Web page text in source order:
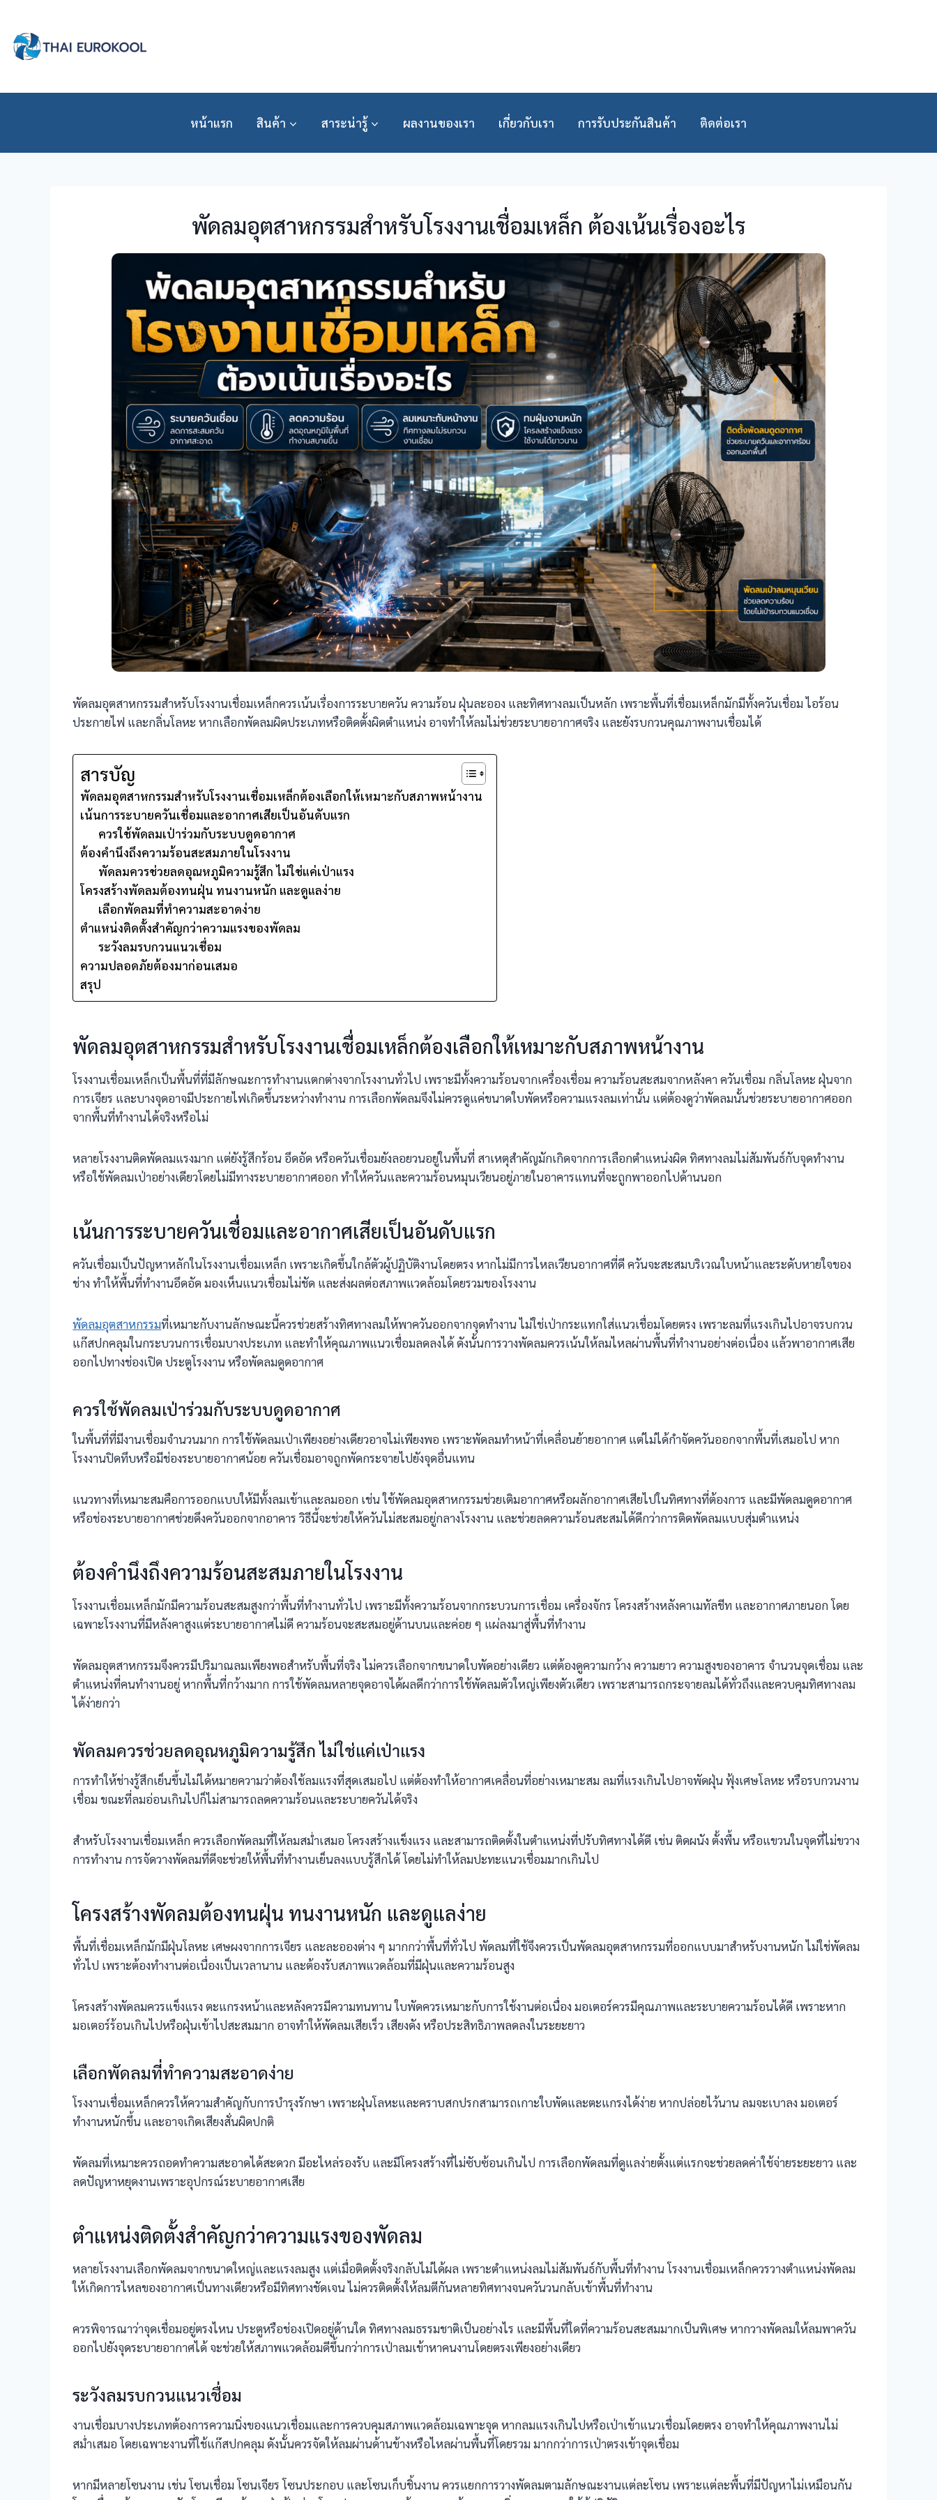
content
หน้าแรก สินค้า สาระน่ารู้ ผลงานของเรา เกี่ยวกับเรา การรับประกันสินค้า ติดต่อเรา
พัดลมอุตสาหกรรมสำหรับโรงงานเชื่อมเหล็ก ต้องเน้นเรื่องอะไร
พัดลมอุตสาหกรรมสำหรับโรงงานเชื่อมเหล็กควรเน้นเรื่องการระบายควัน ความร้อน ฝุ่นละออง และทิศทางลมเป็นหลัก เพราะพื้นที่เชื่อมเหล็กมักมีทั้งควันเชื่อม ไอร้อน
ประกายไฟ และกลิ่นโลหะ หากเลือกพัดลมผิดประเภทหรือติดตั้งผิดตำแหน่ง อาจทำให้ลมไม่ช่วยระบายอากาศจริง และยังรบกวนคุณภาพงานเชื่อมได้
สารบัญ
พัดลมอุตสาหกรรมสำหรับโรงงานเชื่อมเหล็กต้องเลือกให้เหมาะกับสภาพหน้างาน
เน้นการระบายควันเชื่อมและอากาศเสียเป็นอันดับแรก
ควรใช้พัดลมเป่าร่วมกับระบบดูดอากาศ
ต้องคำนึงถึงความร้อนสะสมภายในโรงงาน
พัดลมควรช่วยลดอุณหภูมิความรู้สึก ไม่ใช่แค่เป่าแรง
โครงสร้างพัดลมต้องทนฝุ่น ทนงานหนัก และดูแลง่าย
เลือกพัดลมที่ทำความสะอาดง่าย
ตำแหน่งติดตั้งสำคัญกว่าความแรงของพัดลม
ระวังลมรบกวนแนวเชื่อม
ความปลอดภัยต้องมาก่อนเสมอ
สรุป
พัดลมอุตสาหกรรมสำหรับโรงงานเชื่อมเหล็กต้องเลือกให้เหมาะกับสภาพหน้างาน
โรงงานเชื่อมเหล็กเป็นพื้นที่ที่มีลักษณะการทำงานแตกต่างจากโรงงานทั่วไป เพราะมีทั้งความร้อนจากเครื่องเชื่อม ความร้อนสะสมจากหลังคา ควันเชื่อม กลิ่นโลหะ ฝุ่นจาก
การเจียร และบางจุดอาจมีประกายไฟเกิดขึ้นระหว่างทำงาน การเลือกพัดลมจึงไม่ควรดูแค่ขนาดใบพัดหรือความแรงลมเท่านั้น แต่ต้องดูว่าพัดลมนั้นช่วยระบายอากาศออก
จากพื้นที่ทำงานได้จริงหรือไม่
หลายโรงงานติดพัดลมแรงมาก แต่ยังรู้สึกร้อน อึดอัด หรือควันเชื่อมยังลอยวนอยู่ในพื้นที่ สาเหตุสำคัญมักเกิดจากการเลือกตำแหน่งผิด ทิศทางลมไม่สัมพันธ์กับจุดทำงาน
หรือใช้พัดลมเป่าอย่างเดียวโดยไม่มีทางระบายอากาศออก ทำให้ควันและความร้อนหมุนเวียนอยู่ภายในอาคารแทนที่จะถูกพาออกไปด้านนอก
เน้นการระบายควันเชื่อมและอากาศเสียเป็นอันดับแรก
ควันเชื่อมเป็นปัญหาหลักในโรงงานเชื่อมเหล็ก เพราะเกิดขึ้นใกล้ตัวผู้ปฏิบัติงานโดยตรง หากไม่มีการไหลเวียนอากาศที่ดี ควันจะสะสมบริเวณใบหน้าและระดับหายใจของ
ช่าง ทำให้พื้นที่ทำงานอึดอัด มองเห็นแนวเชื่อมไม่ชัด และส่งผลต่อสภาพแวดล้อมโดยรวมของโรงงาน
พัดลมอุตสาหกรรมที่เหมาะกับงานลักษณะนี้ควรช่วยสร้างทิศทางลมให้พาควันออกจากจุดทำงาน ไม่ใช่เป่ากระแทกใส่แนวเชื่อมโดยตรง เพราะลมที่แรงเกินไปอาจรบกวน
แก๊สปกคลุมในกระบวนการเชื่อมบางประเภท และทำให้คุณภาพแนวเชื่อมลดลงได้ ดังนั้นการวางพัดลมควรเน้นให้ลมไหลผ่านพื้นที่ทำงานอย่างต่อเนื่อง แล้วพาอากาศเสีย
ออกไปทางช่องเปิด ประตูโรงงาน หรือพัดลมดูดอากาศ
ควรใช้พัดลมเป่าร่วมกับระบบดูดอากาศ
ในพื้นที่ที่มีงานเชื่อมจำนวนมาก การใช้พัดลมเป่าเพียงอย่างเดียวอาจไม่เพียงพอ เพราะพัดลมทำหน้าที่เคลื่อนย้ายอากาศ แต่ไม่ได้กำจัดควันออกจากพื้นที่เสมอไป หาก
โรงงานปิดทึบหรือมีช่องระบายอากาศน้อย ควันเชื่อมอาจถูกพัดกระจายไปยังจุดอื่นแทน
แนวทางที่เหมาะสมคือการออกแบบให้มีทั้งลมเข้าและลมออก เช่น ใช้พัดลมอุตสาหกรรมช่วยเติมอากาศหรือผลักอากาศเสียไปในทิศทางที่ต้องการ และมีพัดลมดูดอากาศ
หรือช่องระบายอากาศช่วยดึงควันออกจากอาคาร วิธีนี้จะช่วยให้ควันไม่สะสมอยู่กลางโรงงาน และช่วยลดความร้อนสะสมได้ดีกว่าการติดพัดลมแบบสุ่มตำแหน่ง
ต้องคำนึงถึงความร้อนสะสมภายในโรงงาน
โรงงานเชื่อมเหล็กมักมีความร้อนสะสมสูงกว่าพื้นที่ทำงานทั่วไป เพราะมีทั้งความร้อนจากกระบวนการเชื่อม เครื่องจักร โครงสร้างหลังคาเมทัลชีท และอากาศภายนอก โดย
เฉพาะโรงงานที่มีหลังคาสูงแต่ระบายอากาศไม่ดี ความร้อนจะสะสมอยู่ด้านบนและค่อย ๆ แผ่ลงมาสู่พื้นที่ทำงาน
พัดลมอุตสาหกรรมจึงควรมีปริมาณลมเพียงพอสำหรับพื้นที่จริง ไม่ควรเลือกจากขนาดใบพัดอย่างเดียว แต่ต้องดูความกว้าง ความยาว ความสูงของอาคาร จำนวนจุดเชื่อม และ
ตำแหน่งที่คนทำงานอยู่ หากพื้นที่กว้างมาก การใช้พัดลมหลายจุดอาจได้ผลดีกว่าการใช้พัดลมตัวใหญ่เพียงตัวเดียว เพราะสามารถกระจายลมได้ทั่วถึงและควบคุมทิศทางลม
ได้ง่ายกว่า
พัดลมควรช่วยลดอุณหภูมิความรู้สึก ไม่ใช่แค่เป่าแรง
การทำให้ช่างรู้สึกเย็นขึ้นไม่ได้หมายความว่าต้องใช้ลมแรงที่สุดเสมอไป แต่ต้องทำให้อากาศเคลื่อนที่อย่างเหมาะสม ลมที่แรงเกินไปอาจพัดฝุ่น ฟุ้งเศษโลหะ หรือรบกวนงาน
เชื่อม ขณะที่ลมอ่อนเกินไปก็ไม่สามารถลดความร้อนและระบายควันได้จริง
สำหรับโรงงานเชื่อมเหล็ก ควรเลือกพัดลมที่ให้ลมสม่ำเสมอ โครงสร้างแข็งแรง และสามารถติดตั้งในตำแหน่งที่ปรับทิศทางได้ดี เช่น ติดผนัง ตั้งพื้น หรือแขวนในจุดที่ไม่ขวาง
การทำงาน การจัดวางพัดลมที่ดีจะช่วยให้พื้นที่ทำงานเย็นลงแบบรู้สึกได้ โดยไม่ทำให้ลมปะทะแนวเชื่อมมากเกินไป
โครงสร้างพัดลมต้องทนฝุ่น ทนงานหนัก และดูแลง่าย
พื้นที่เชื่อมเหล็กมักมีฝุ่นโลหะ เศษผงจากการเจียร และละอองต่าง ๆ มากกว่าพื้นที่ทั่วไป พัดลมที่ใช้จึงควรเป็นพัดลมอุตสาหกรรมที่ออกแบบมาสำหรับงานหนัก ไม่ใช่พัดลม
ทั่วไป เพราะต้องทำงานต่อเนื่องเป็นเวลานาน และต้องรับสภาพแวดล้อมที่มีฝุ่นและความร้อนสูง
โครงสร้างพัดลมควรแข็งแรง ตะแกรงหน้าและหลังควรมีความทนทาน ใบพัดควรเหมาะกับการใช้งานต่อเนื่อง มอเตอร์ควรมีคุณภาพและระบายความร้อนได้ดี เพราะหาก
มอเตอร์ร้อนเกินไปหรือฝุ่นเข้าไปสะสมมาก อาจทำให้พัดลมเสียเร็ว เสียงดัง หรือประสิทธิภาพลดลงในระยะยาว
เลือกพัดลมที่ทำความสะอาดง่าย
โรงงานเชื่อมเหล็กควรให้ความสำคัญกับการบำรุงรักษา เพราะฝุ่นโลหะและคราบสกปรกสามารถเกาะใบพัดและตะแกรงได้ง่าย หากปล่อยไว้นาน ลมจะเบาลง มอเตอร์
ทำงานหนักขึ้น และอาจเกิดเสียงสั่นผิดปกติ
พัดลมที่เหมาะควรถอดทำความสะอาดได้สะดวก มีอะไหล่รองรับ และมีโครงสร้างที่ไม่ซับซ้อนเกินไป การเลือกพัดลมที่ดูแลง่ายตั้งแต่แรกจะช่วยลดค่าใช้จ่ายระยะยาว และ
ลดปัญหาหยุดงานเพราะอุปกรณ์ระบายอากาศเสีย
ตำแหน่งติดตั้งสำคัญกว่าความแรงของพัดลม
หลายโรงงานเลือกพัดลมจากขนาดใหญ่และแรงลมสูง แต่เมื่อติดตั้งจริงกลับไม่ได้ผล เพราะตำแหน่งลมไม่สัมพันธ์กับพื้นที่ทำงาน โรงงานเชื่อมเหล็กควรวางตำแหน่งพัดลม
ให้เกิดการไหลของอากาศเป็นทางเดียวหรือมีทิศทางชัดเจน ไม่ควรติดตั้งให้ลมตีกันหลายทิศทางจนควันวนกลับเข้าพื้นที่ทำงาน
ควรพิจารณาว่าจุดเชื่อมอยู่ตรงไหน ประตูหรือช่องเปิดอยู่ด้านใด ทิศทางลมธรรมชาติเป็นอย่างไร และมีพื้นที่ใดที่ความร้อนสะสมมากเป็นพิเศษ หากวางพัดลมให้ลมพาควัน
ออกไปยังจุดระบายอากาศได้ จะช่วยให้สภาพแวดล้อมดีขึ้นกว่าการเป่าลมเข้าหาคนงานโดยตรงเพียงอย่างเดียว
ระวังลมรบกวนแนวเชื่อม
งานเชื่อมบางประเภทต้องการความนิ่งของแนวเชื่อมและการควบคุมสภาพแวดล้อมเฉพาะจุด หากลมแรงเกินไปหรือเป่าเข้าแนวเชื่อมโดยตรง อาจทำให้คุณภาพงานไม่
สม่ำเสมอ โดยเฉพาะงานที่ใช้แก๊สปกคลุม ดังนั้นควรจัดให้ลมผ่านด้านข้างหรือไหลผ่านพื้นที่โดยรวม มากกว่าการเป่าตรงเข้าจุดเชื่อม
หากมีหลายโซนงาน เช่น โซนเชื่อม โซนเจียร โซนประกอบ และโซนเก็บชิ้นงาน ควรแยกการวางพัดลมตามลักษณะงานแต่ละโซน เพราะแต่ละพื้นที่มีปัญหาไม่เหมือนกัน